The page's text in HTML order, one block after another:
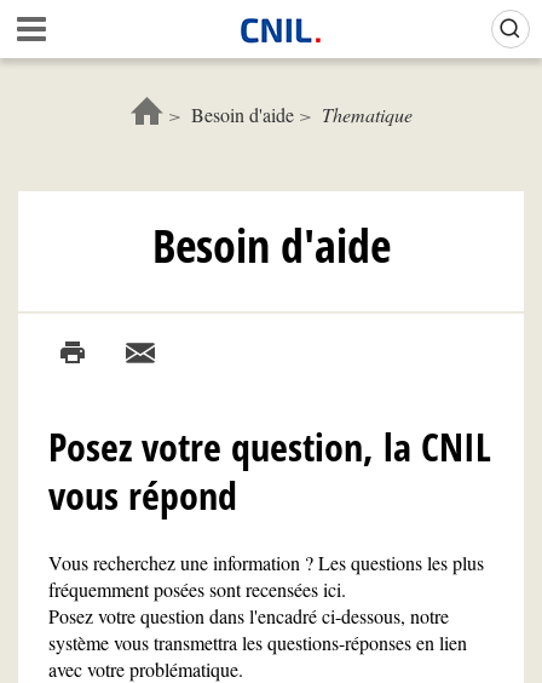
Aller
au
contenu
c
l
C
N
L
Besoin d'aide Thematique
Besoin d'aide
Posez votre question, la CNIL
vous répond
Vous recherchez une information ? Les questions les plus
fréquemment posées sont recensées ici.
Posez votre question dans l'encadré ci-dessous, notre
système vous transmettra les questions-réponses en lien
avec votre problématique.